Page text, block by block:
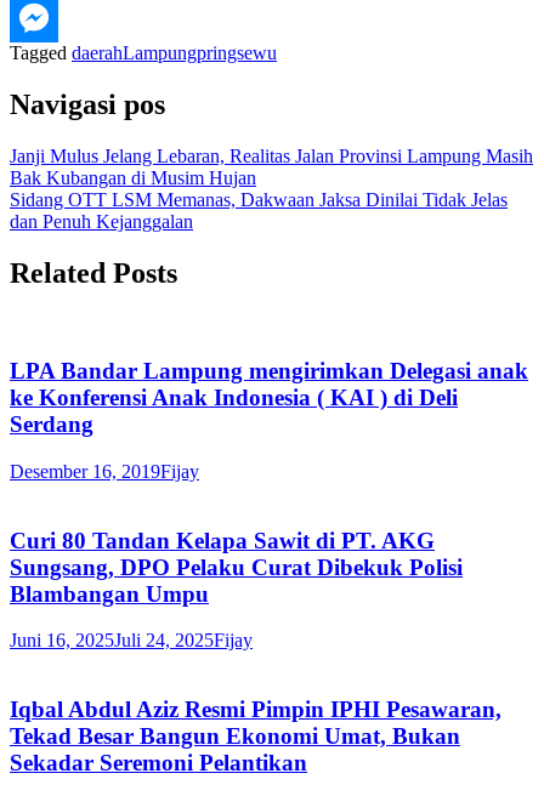
Tagged daerahLampungpringsewu
Navigasi pos
Janji Mulus Jelang Lebaran, Realitas Jalan Provinsi Lampung Masih
Bak Kubangan di Musim Hujan
Sidang OTT LSM Memanas, Dakwaan Jaksa Dinilai Tidak Jelas
dan Penuh Kejanggalan
Related Posts
LPA Bandar Lampung mengirimkan Delegasi anak
ke Konferensi Anak Indonesia ( KAI ) di Deli
Serdang
Desember 16, 2019Fijay
Curi 80 Tandan Kelapa Sawit di PT. AKG
Sungsang, DPO Pelaku Curat Dibekuk Polisi
Blambangan Umpu
Juni 16, 2025Juli 24, 2025Fijay
Iqbal Abdul Aziz Resmi Pimpin IPHI Pesawaran,
Tekad Besar Bangun Ekonomi Umat, Bukan
Sekadar Seremoni Pelantikan